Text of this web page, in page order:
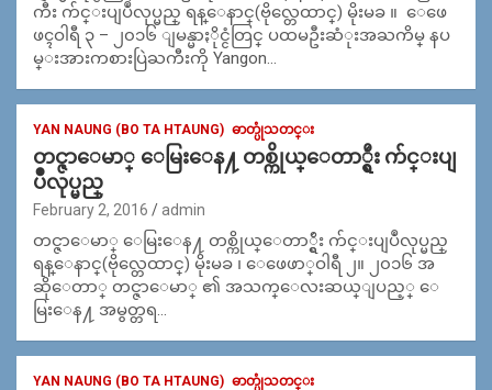
ကီး က်င္းပျပဳလုပ္မည္ ရန္ေနာင္(ဗိုလ္တေထာင္) မိုးမခ ။ ေဖေ
ဖၚဝါရီ ၃ – ၂၀၁၆ ျမန္မာႏိုင္ငံတြင္ ပထမဦးဆံုးအႀကိမ္ နပ
မ္းအားကစားပြဲႀကီးကို Yangon…
YAN NAUNG (BO TA HTAUNG) ဓာတ္ပုံသတင္း
တင္ဇာေမာ္ ေမြးေန႔ တစ္ကိုယ္ေတာ္ရွိဴး က်င္းပျ
ပဳလုပ္မည္
February 2, 2016 admin
တင္ဇာေမာ္ ေမြးေန႔ တစ္ကိုယ္ေတာ္ရွိဴး က်င္းပျပဳလုပ္မည္
ရန္ေနာင္(ဗိုလ္တေထာင္) မိုးမခ ၊ ေဖေဖာ္ဝါရီ ၂။ ၂၀၁၆ အ
ဆိုေတာ္ တင္ဇာေမာ္ ၏ အသက္ေလးဆယ္ျပည့္ ေ
မြးေန႔ အမွတ္တရ…
YAN NAUNG (BO TA HTAUNG) ဓာတ္ပုံသတင္း